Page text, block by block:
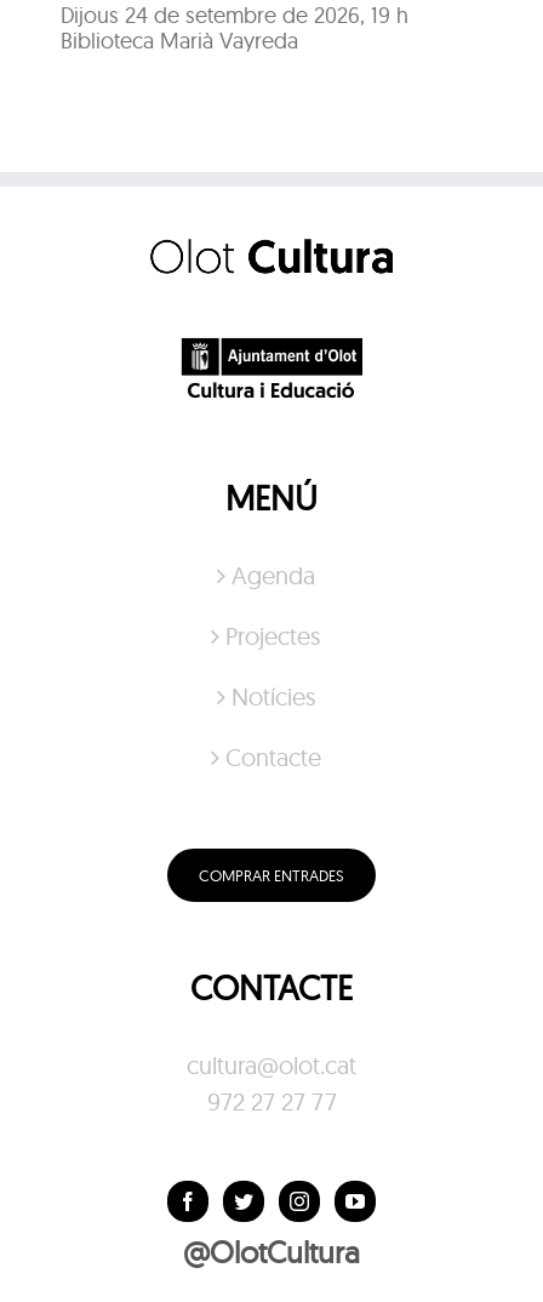
Dijous 24 de setembre de 2026, 19 h
Biblioteca Marià Vayreda
MENÚ
Agenda
Projectes
Notícies
Contacte
COMPRAR ENTRADES
CONTACTE
cultura@olot.cat
972 27 27 77
@OlotCultura